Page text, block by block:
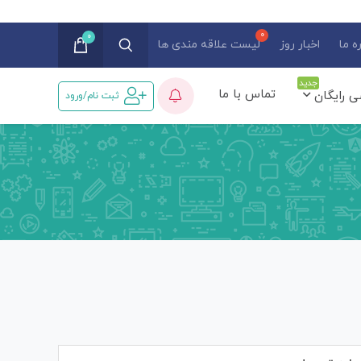
ما اخبار روز لیست علاقه مندی ها
0
رایگان
جدید
تماس با ما ثبت نام/ورود